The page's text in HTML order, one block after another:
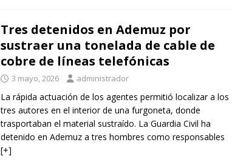
Tres detenidos en Ademuz por
sustraer una tonelada de cable de
cobre de líneas telefónicas
3 mayo, 2026 administrador
La rápida actuación de los agentes permitió localizar a los
tres autores en el interior de una furgoneta, donde
trasportaban el material sustraído. La Guardia Civil ha
detenido en Ademuz a tres hombres como responsables
[+]